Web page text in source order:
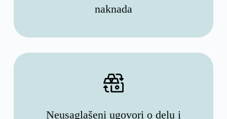
naknada
Neusaglašeni ugovori o delu i